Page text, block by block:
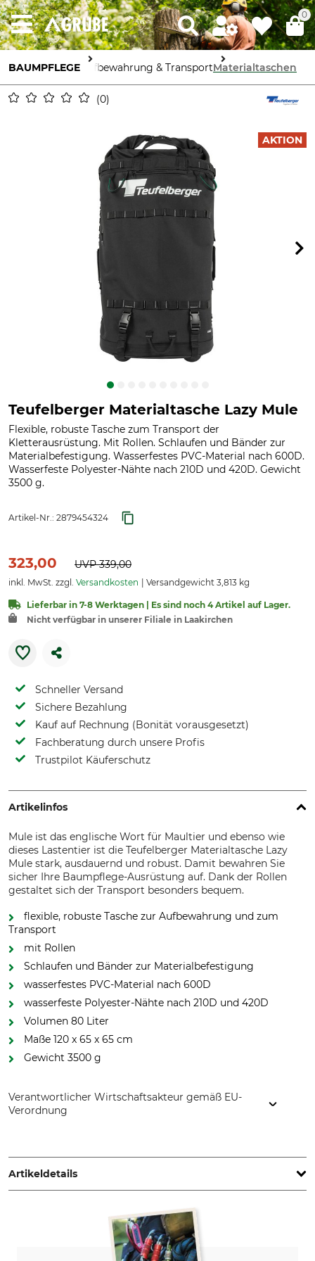
0
BAUMPFLEGE Aufbewahrung & TransportMaterialtaschen
0
AKTION
Teufelberger Materialtasche Lazy Mule
Flexible, robuste Tasche zum Transport der
Kletterausrüstung. Mit Rollen. Schlaufen und Bänder zur
Materialbefestigung. Wasserfestes PVC-Material nach 600D.
Wasserfeste Polyester-Nähte nach 210D und 420D. Gewicht
3500 g.
Artikel-Nr.: 2879454324
323,00 UVP339,00
inkl. MwSt. zzgl. Versandkosten Versandgewicht 3,813 kg
Lieferbar in 7-8 Werktagen | Es sind noch 4 Artikel auf Lager.
Nicht verfügbar in unserer Filiale in Laakirchen
Schneller Versand
Sichere Bezahlung
Kauf auf Rechnung (Bonität vorausgesetzt)
Fachberatung durch unsere Profis
Trustpilot Käuferschutz
Artikelinfos
Mule ist das englische Wort für Maultier und ebenso wie
dieses Lastentier ist die Teufelberger Materialtasche Lazy
Mule stark, ausdauernd und robust. Damit bewahren Sie
sicher Ihre Baumpflege-Ausrüstung auf. Dank der Rollen
gestaltet sich der Transport besonders bequem.
flexible, robuste Tasche zur Aufbewahrung und zum
Transport
mit Rollen
Schlaufen und Bänder zur Materialbefestigung
wasserfestes PVC-Material nach 600D
wasserfeste Polyester-Nähte nach 210D und 420D
Volumen 80 Liter
Maße 120 x 65 x 65 cm
Gewicht 3500 g
Verantwortlicher Wirtschaftsakteur gemäß EU-
Verordnung
4600 Wels, Austria, www.teufelberger.com
Artikeldetails
Produkttyp
Materialtasche
Volumen